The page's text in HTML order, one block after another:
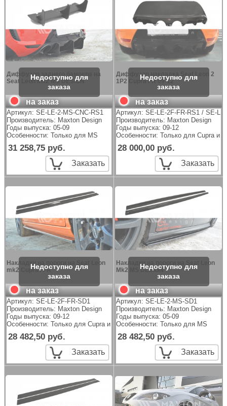
Диффузор заднего бампера на
Seat Leon Mk2 MS DESIGN
на заказ
Артикул: SE-LE-2-MS-CNC-RS1
Производитель: Maxton Design
Годы выпуска: 05-09
Особенности: Только для MS
31 258,75 руб.
Заказать
Диффузор накладка Seat Leon 2
1P2 Cupra FR 09-12
на заказ
Артикул: SE-LE-2F-FR-RS1 / SE-
Производитель: Maxton Design
Годы выпуска: 09-12
Особенности: Только для Cupra и
28 000,00 руб.
Заказать
Накладки на пороги на Seat Leon
mk2 Cupra / FR
на заказ
Артикул: SE-LE-2F-FR-SD1
Производитель: Maxton Design
Годы выпуска: 09-12
Особенности: Только для Cupra и FR
28 482,50 руб.
Заказать
Накладки на пороги на Seat Leon
Mk2 MS DESIGN
на заказ
Артикул: SE-LE-2-MS-SD1
Производитель: Maxton Design
Годы выпуска: 05-09
Особенности: Только для MS
28 482,50 руб.
Заказать